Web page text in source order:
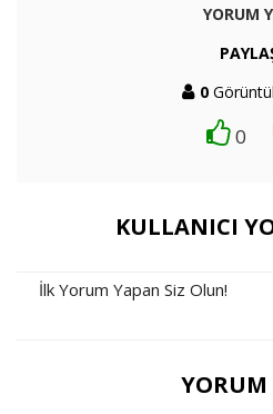
YORUM
0
0
KULLANICI
İlk Yorum Yapan Siz Olun!
YORUM